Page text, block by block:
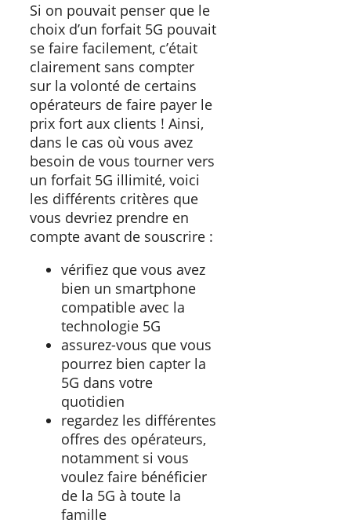
Si on pouvait penser que le
choix d’un forfait 5G pouvait
se faire facilement, c’était
clairement sans compter
sur la volonté de certains
opérateurs de faire payer le
prix fort aux clients ! Ainsi,
dans le cas où vous avez
besoin de vous tourner vers
un forfait 5G illimité, voici
les différents critères que
vous devriez prendre en
compte avant de souscrire :
vérifiez que vous avez
bien un smartphone
compatible avec la
technologie 5G
assurez-vous que vous
pourrez bien capter la
5G dans votre
quotidien
regardez les différentes
offres des opérateurs,
notamment si vous
voulez faire bénéficier
de la 5G à toute la
famille